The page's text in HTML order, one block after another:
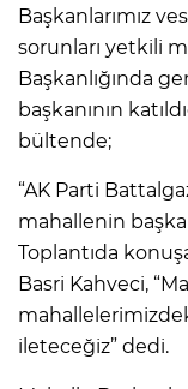
Başkanlarımız
sorunları yetkili
Başkanlığında
başkanının
bültende;
“AK Parti
mahallenin
Toplantıda
Basri Kahveci,
ileteceğiz” dedi.